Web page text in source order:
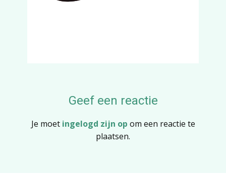
Geef een reactie
Je moet ingelogd zijn op om een reactie te
plaatsen.